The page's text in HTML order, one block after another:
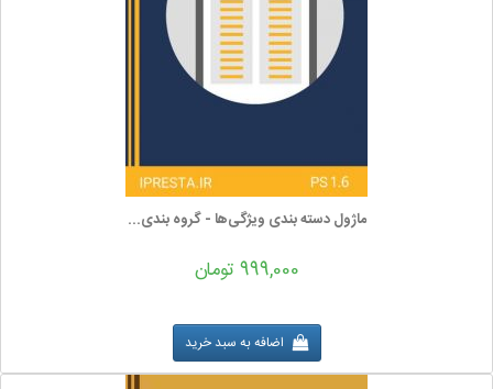
ماژول دسته بندی ویژگی‌ها - گروه بندی...
999,000 تومان
اضافه به سبد خرید